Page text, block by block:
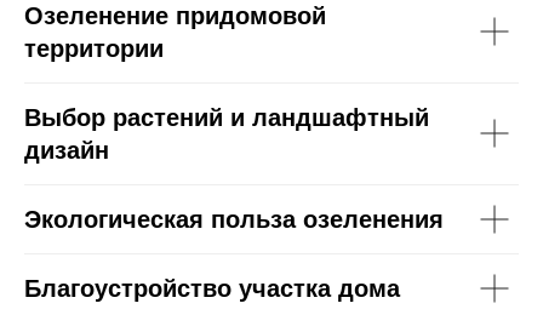
Озеленение придомовой
территории
Выбор растений и ландшафтный
дизайн
Экологическая польза озеленения
Благоустройство участка дома